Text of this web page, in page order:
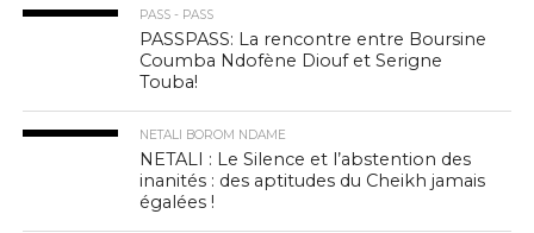
PASS - PASS
PASSPASS: La rencontre entre Boursine
Coumba Ndofène Diouf et Serigne
Touba!
NETALI BOROM NDAME
NETALI : Le Silence et l’abstention des
inanités : des aptitudes du Cheikh jamais
égalées !